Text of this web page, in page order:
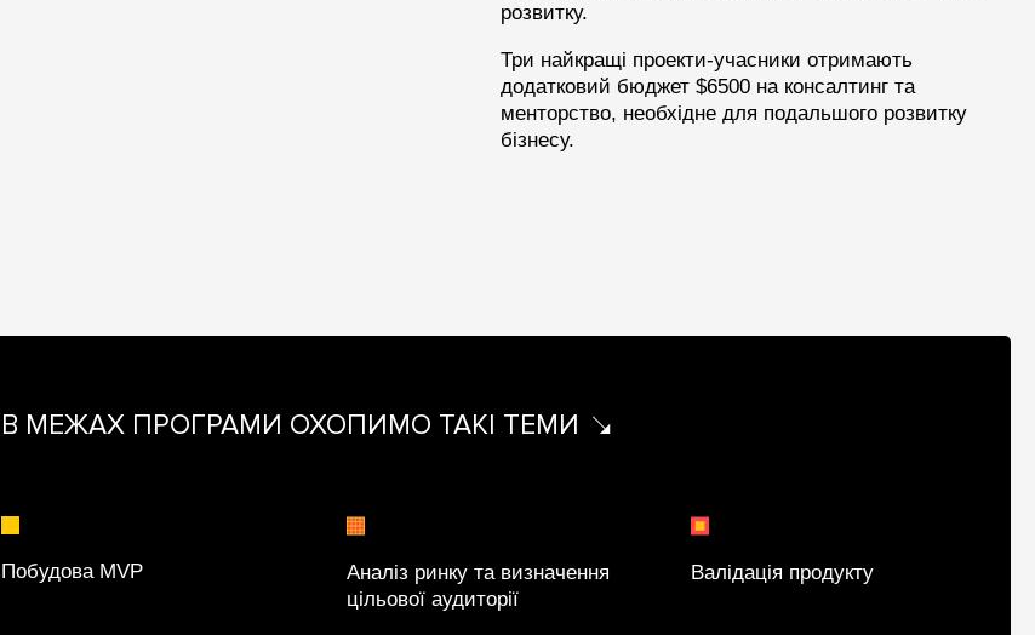
розвитку.
Три найкращі проекти-учасники отримають
додатковий бюджет $6500 на консалтинг та
менторство, необхідне для подальшого розвитку
бізнесу.
В МЕЖАХ ПРОГРАМИ ОХОПИМО ТАКІ ТЕМИ
Побудова MVP
Аналіз ринку та визначення
цільової аудиторії
Валідація продукту